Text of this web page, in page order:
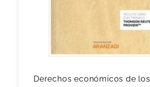
Derechos económicos de los